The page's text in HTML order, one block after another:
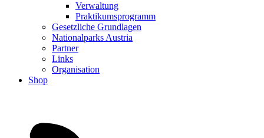
Verwaltung
Praktikumsprogramm
Gesetzliche Grundlagen
Nationalparks Austria
Partner
Links
Organisation
Shop